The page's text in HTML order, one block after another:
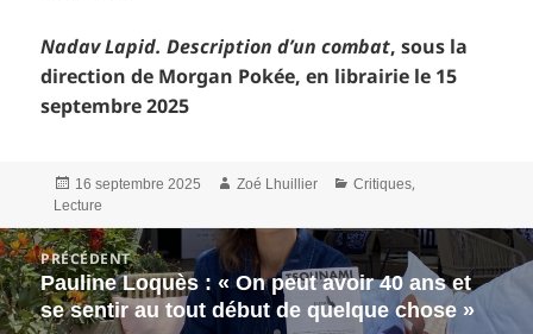
Nadav Lapid. Description d’un combat, sous la
direction de Morgan Pokée, en librairie le 15
septembre 2025
Publié
le
16 septembre 2025 Auteur
Zoé Lhuillier Catégories
Critiques,
Lecture
Navigation
de
l’article
PRÉCÉDENT
Article
précédent :
Pauline Loquès : « On peut avoir 40 ans et
se sentir au tout début de quelque chose »